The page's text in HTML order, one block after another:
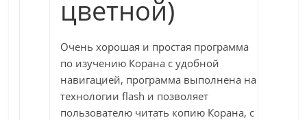
цветной)
Очень хорошая и простая программа
по изучению Корана с удобной
навигацией, программа выполнена на
технологии flash и позволяет
пользователю читать копию Корана, с